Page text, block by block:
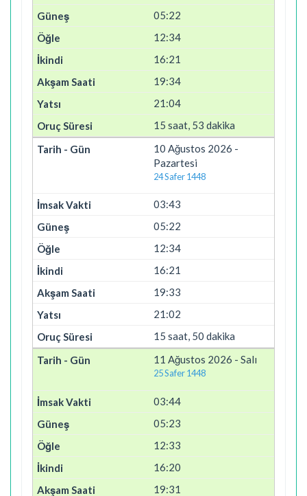
05:22
12:34
16:21
19:34
21:04
15 saat, 53 dakika
10 Ağustos 2026 -
Pazartesi
24 Safer 1448
03:43
05:22
12:34
16:21
19:33
21:02
15 saat, 50 dakika
11 Ağustos 2026 - Salı
25 Safer 1448
03:44
05:23
12:33
16:20
19:31